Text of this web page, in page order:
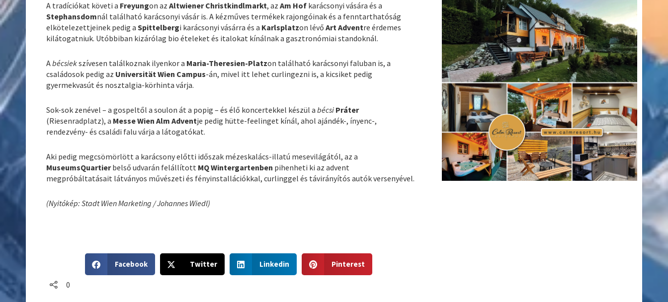
A tradíciókat követi a Freyungon azAltwiener Christkindlmarkt, azAm Hof karácsonyi vására és a
Stephansdomnál található karácsonyi vásár is. A kézműves termékek rajongóinak és a fenntarthatóság
elkötelezettjeinek pedig aSpittelbergi karácsonyi vásárra és a Karlsplatzon lévőArt Adventre érdemes
kilátogatniuk. Utóbbiban kizárólag bio ételeket és italokat kínálnak a gasztronómiai standoknál.
Abécsiekszívesen találkoznak ilyenkor a Maria-Theresien-Platzon található karácsonyi faluban is, a
családosok pedig az Universität Wien Campus-án, mivel itt lehet curlingezni is, a kicsiket pedig
gyermekvasút és nosztalgia-körhinta várja.
Sok-sok zenével – a gospeltől a soulon át a popig – és élő koncertekkel készül abécsi Práter
(Riesenradplatz), a Messe Wien Alm Adventje pedig hütte-feelinget kínál, ahol ajándék-, ínyenc-,
rendezvény- és családi falu várja a látogatókat.
Aki pedig megcsömörlött a karácsony előtti időszak mézeskalács-illatú mesevilágától, az a
MuseumsQuartierbelső udvarán felállított MQ Wintergartenben pihenheti ki az advent
megpróbáltatásait látványos művészeti és fényinstallációkkal, curlinggel és távirányítós autók versenyével.
(Nyitókép: Stadt Wien Marketing / Johannes Wiedl)
h
Facebook
h
Twitter
h
Linkedin
h
Pinterest
0